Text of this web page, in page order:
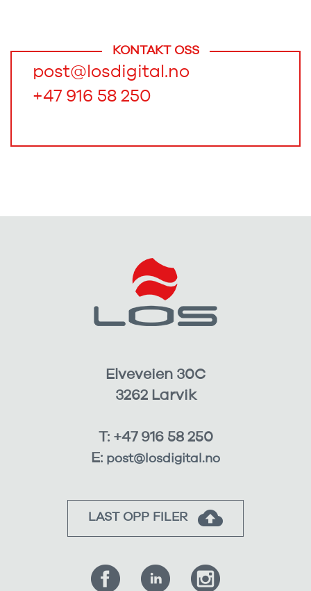
KONTAKT OSS
post@losdigital.no
+47 916 58 250
Elveveien 30C
3262 Larvik
T: +47 916 58 250
E: post@losdigital.no
LAST OPP FILER